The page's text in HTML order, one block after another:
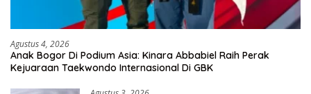
Agustus 4, 2026
Anak Bogor Di Podium Asia: Kinara Abbabiel Raih Perak
Kejuaraan Taekwondo Internasional Di GBK